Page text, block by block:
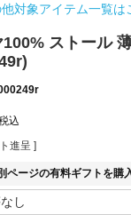
対象アイテム一覧は
100% ストール
込
進呈 ]
ページの有料ギフトを購